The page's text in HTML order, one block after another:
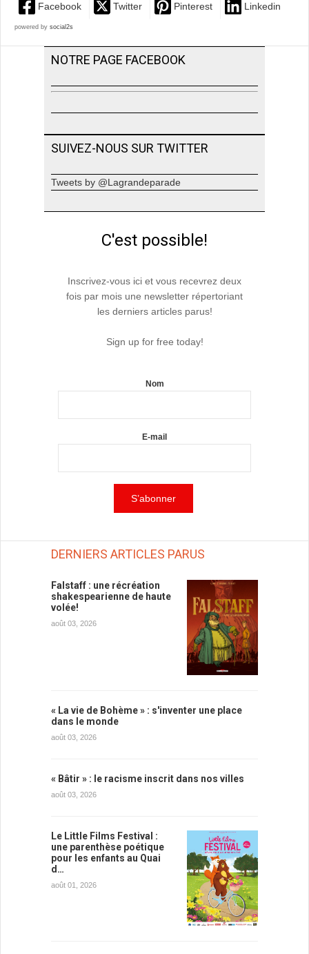
Facebook Twitter Pinterest Linkedin
powered by social2s
NOTRE PAGE FACEBOOK
SUIVEZ-NOUS SUR TWITTER
Tweets by @Lagrandeparade
C'est possible!
Inscrivez-vous ici et vous recevrez deux
fois par mois une newsletter répertoriant
les derniers articles parus!
Sign up for free today!
Nom
E-mail
DERNIERS ARTICLES PARUS
Falstaff : une récréation
shakespearienne de haute
volée!
août 03, 2026
« La vie de Bohème » : s'inventer une place
dans le monde
août 03, 2026
« Bâtir » : le racisme inscrit dans nos villes
août 03, 2026
Le Little Films Festival :
une parenthèse poétique
pour les enfants au Quai
d…
août 01, 2026